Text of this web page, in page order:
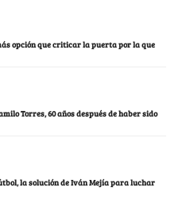
opción que criticar la puerta por la que
Torres, 60 años después de haber sido
la solución de Iván Mejía para luchar